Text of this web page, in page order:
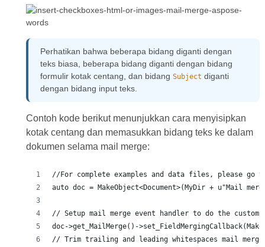
Perhatikan bahwa beberapa bidang diganti dengan
teks biasa, beberapa bidang diganti dengan bidang
formulir kotak centang, dan bidang Subject diganti
dengan bidang input teks.
Contoh kode berikut menunjukkan cara menyisipkan
kotak centang dan memasukkan bidang teks ke dalam
dokumen selama mail merge:
//For complete examples and data files, please go
auto doc = MakeObject<Document>(MyDir + u"Mail
// Setup mail merge event handler to do the custom
doc->get_MailMerge()-
// Trim trailing and leading whitespaces mail